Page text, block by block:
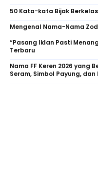
50 Kata-kata Bijak
Mengenal Nama-Nama
“Pasang Iklan Pasti
Terbaru
Nama FF Keren 2026 yang
Seram, Simbol Payung, dan